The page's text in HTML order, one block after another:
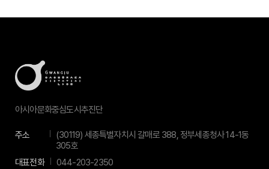
아시아문화중심도시추진단
주소
(30119) 세종특별자치시 갈매로 388, 정부세종청사 14-1동
305호
대표전화
044-203-2350